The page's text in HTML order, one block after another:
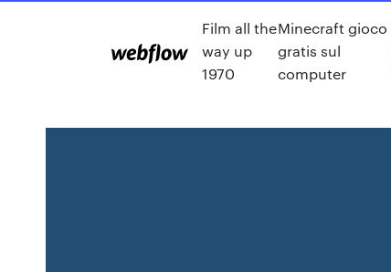
Film all the
way up
1970
Minecraft gioco
gratis sul
computer